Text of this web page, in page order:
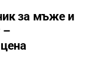
за мъже и
–